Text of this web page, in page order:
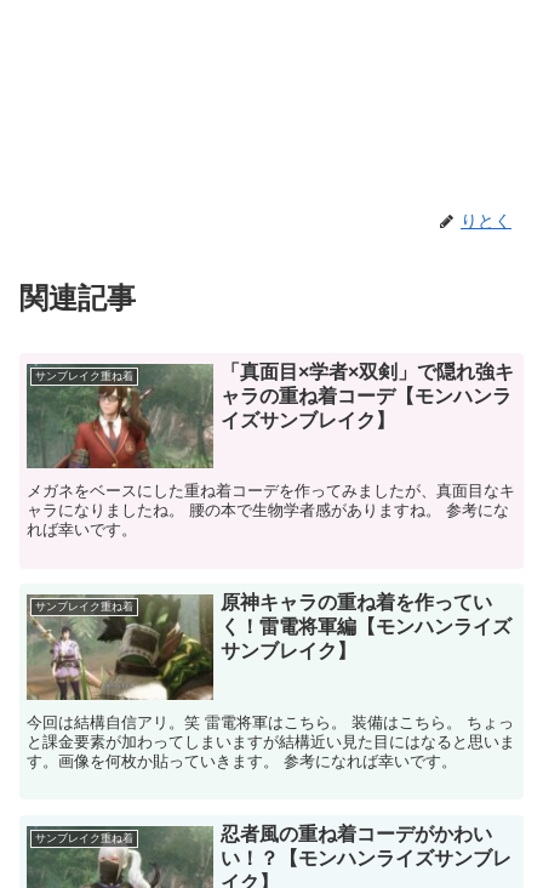
りとく
関連記事
サンブレイク重ね着
「真面目×学者×双剣」で隠れ強キ
ャラの重ね着コーデ【モンハンラ
イズサンブレイク】
メガネをベースにした重ね着コーデを作ってみましたが、真面目なキ
ャラになりましたね。 腰の本で生物学者感がありますね。 参考にな
れば幸いです。
サンブレイク重ね着
原神キャラの重ね着を作ってい
く！雷電将軍編【モンハンライズ
サンブレイク】
今回は結構自信アリ。笑 雷電将軍はこちら。 装備はこちら。 ちょっ
と課金要素が加わってしまいますが結構近い見た目にはなると思いま
す。画像を何枚か貼っていきます。 参考になれば幸いです。
サンブレイク重ね着
忍者風の重ね着コーデがかわい
い！？【モンハンライズサンブレ
イク】